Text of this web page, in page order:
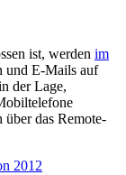
ist, werden im
und E-Mails auf
der Lage,
über das Remote-
2012